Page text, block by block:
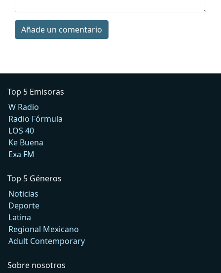
Añade un comentario
Top 5 Emisoras
W Radio
Radio Fórmula
LOS 40
Ke Buena
Exa FM
Top 5 Géneros
Noticias
Deporte
Latina
Regional Mexicano
Adult Contemporary
Sobre nosotros